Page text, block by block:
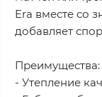
Era вместе со
добавляет
Преимущества:
- Утепление